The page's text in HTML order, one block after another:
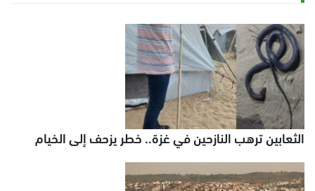
الثعابين ترهب النازحين في غزة.. خطر يزحف إلى الخيام